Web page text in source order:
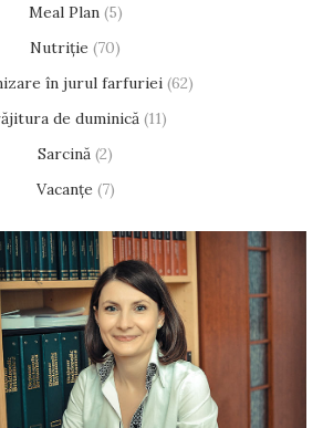
Meal Plan (5)
Nutriție (70)
în jurul farfuriei (62)
de duminică (11)
Sarcină (2)
Vacanțe (7)